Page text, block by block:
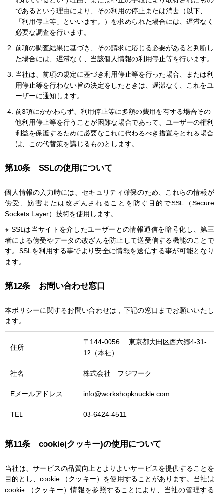
であるという理由により、その利用の停止または消去（以下、
「利用停止等」といいます。）を求められた場合には、遅滞なく
必要な調査を行います。
前項の調査結果に基づき、その請求に応じる必要があると判断し
た場合には、遅滞なく、当該個人情報の利用停止等を行います。
当社は、前項の規定に基づき利用停止等を行った場合、または利
用停止等を行わない旨の決定をしたときは、遅滞なく、これをユ
ーザーに通知します。
前3項にかかわらず、利用停止等に多額の費用を有する場合その
他利用停止等を行うことが困難な場合であって、ユーザーの権利
利益を保護するために必要なこれに代わるべき措置をとれる場合
は、この代替策を講じるものとします。
第10条 SSLの使用について
個人情報の入力時には、セキュリティ確保のため、これらの情報が
傍受、妨害または改ざんされることを防ぐ目的でSSL（Secure
Sockets Layer）技術を使用します。
※ SSLは当サイトを介したユーザーとの情報通信を暗号化し、第三
者による傍受やデータの改ざんを防止して送受信する機能のことで
す。SSLを利用する事でより安全に情報を送信する事が可能となり
ます。
第12条 お問い合わせ窓口
本ポリシーに関するお問い合わせは，下記の窓口までお願いいたし
ます。
住所
〒144-0056 東京都大田区西六郷4-31-
12（本社）
社名 株式会社 フジワーク
Eメールアドレス info@workshopknuckle.com
TEL 03-6424-4511
第11条 cookie(クッキー)の使用について
当社は、サービスの品質向上とよりよいサービスを提供することを
目的とし、cookie （クッキー）を使用することがあります。当社は
cookie （クッキー）情報を参照することにより、当社の管理する